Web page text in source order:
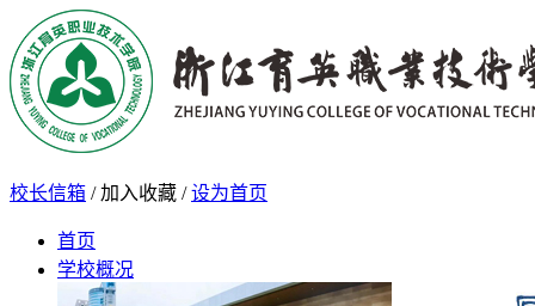
校长信箱 / 加入收藏 / 设为首页
首页
学校概况